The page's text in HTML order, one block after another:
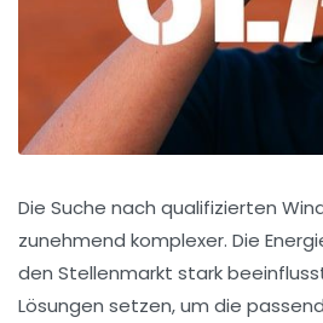
Die Suche nach qualifizierten
zunehmend komplexer. Die
den Stellenmarkt stark
Lösungen setzen, um die